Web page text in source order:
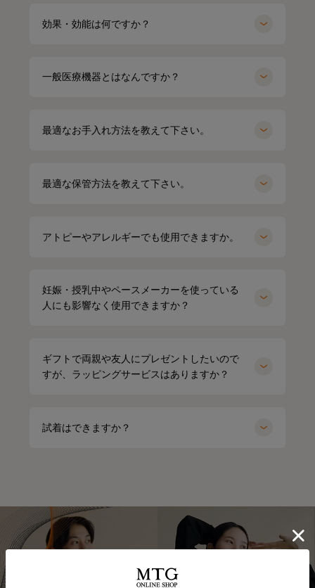
効果・効能は何ですか？
一般医療機器とはなんですか？
最適なお手入れ方法を教えて下さい。
最適な保管方法を教えて下さい。
アトピーやアレルギーでも使用できますか。
妊娠・授乳中やペースメーカーを使っている
人にも影響なく使用できますか？
ギフトで両親や友人にプレゼントしたいので
すが、ラッピングサービスはありますか？
試着はできますか？
着るだけで「疲労回復」
Waka158cm
.
オールブラックにブルーニットで差し色に🩵
インナーの黒Tシャツは、 @sixpad_official のリカバリー
HARUMI167cm
⭐⭐⭐
最近よく目にする〝リカバリーウェア〟って